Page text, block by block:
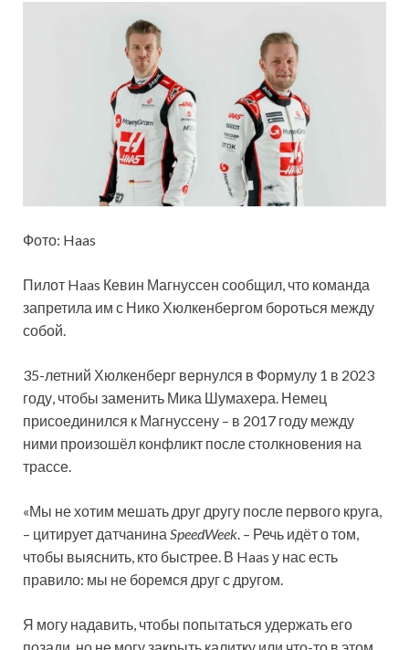
Фото: Haas
Пилот Haas Кевин Магнуссен сообщил, что команда
запретила им с Нико Хюлкенбергом бороться между
собой.
35-летний Хюлкенберг вернулся в Формулу 1 в 2023
году, чтобы заменить Мика Шумахера. Немец
присоединился к Магнуссену – в 2017 году между
ними произошёл конфликт после столкновения на
трассе.
«Мы не хотим мешать друг другу после первого круга,
– цитирует датчанина SpeedWeek . – Речь идёт о том,
чтобы выяснить, кто быстрее. В Haas у нас есть
правило: мы не боремся друг с другом.
Я могу надавить, чтобы попытаться удержать его
позади, но не могу закрыть калитку или что-то в этом